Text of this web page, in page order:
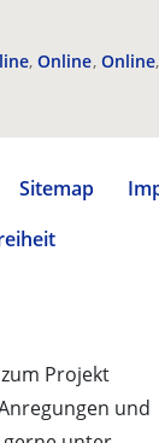
Online Online
Sitemap
Projekt
und